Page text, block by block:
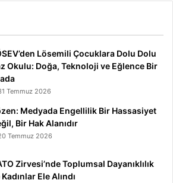
Lösemili Çocuklara Dolu Dolu
Okulu: Doğa, Teknoloji ve Eğlence Bir
Temmuz 2026
Medyada Engellilik Bir Hassasiyet
Bir Hak Alanıdır
Temmuz 2026
Zirvesi’nde Toplumsal Dayanıklılık
Ele Alındı